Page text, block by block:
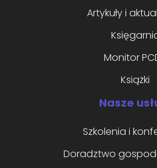
Artykuły i
Monitor
Książki
Nasze
Szkolenia i
Doradztwo